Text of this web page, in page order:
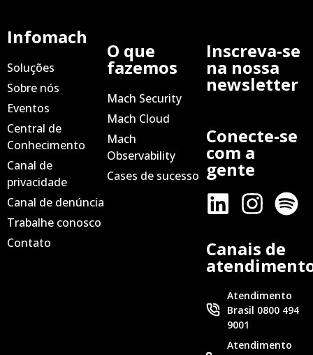
Infomach
Soluções
Sobre nós
Eventos
Central de
Conhecimento
Canal de
privacidade
Canal de denúncia
Trabalhe conosco
Contato
O que
fazemos
Mach Security
Mach Cloud
Mach
Observability
Cases de sucesso
Inscreva-se
na nossa
newsletter
Conecte-se
com a
gente
Canais de
Atendimento
Brasil 0800 494
9001
Atendimento